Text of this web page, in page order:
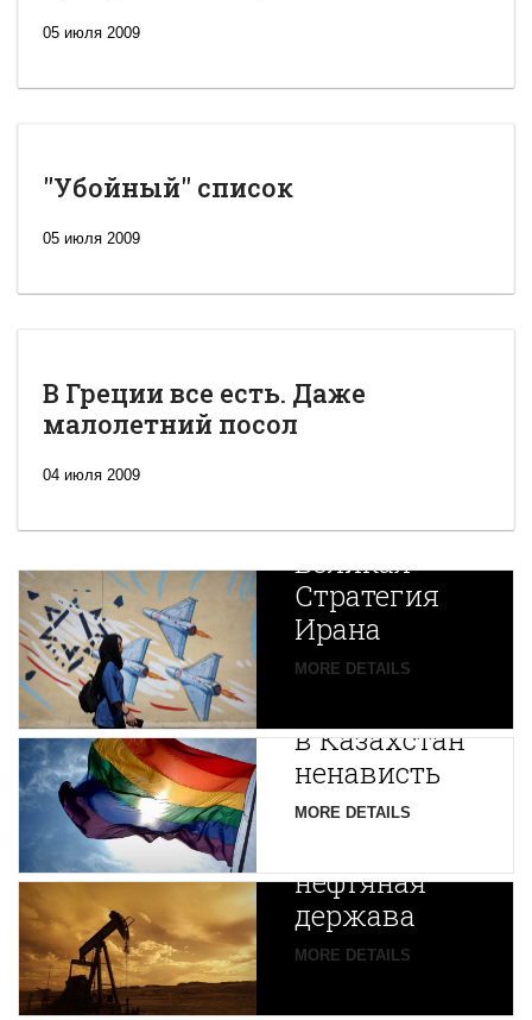
05 июля 2009
"Убойный" список
05 июля 2009
В Греции все есть. Даже
малолетний посол
04 июля 2009
Новая
Великая
Стратегия
Ирана
MORE DETAILS
Путин
в Казахстан
ненависть
MORE DETAILS
Центральной
Азии
зарождается
нефтяная
держава
MORE DETAILS